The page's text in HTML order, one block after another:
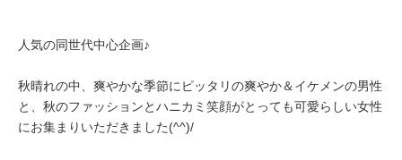
人気の同世代中心企画♪
秋晴れの中、爽やかな季節にピッタリの爽やか＆イケメンの男性
と、秋のファッションとハニカミ笑顔がとっても可愛らしい女性
にお集まりいただきました(^^)/